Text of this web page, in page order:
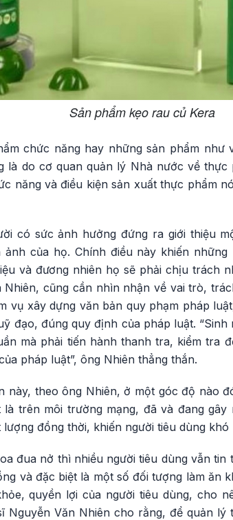
Sản phẩm kẹo rau củ Kera
chức năng hay những sản phẩm
là do cơ quan quản lý Nhà nước về
năng và điều kiện sản xuất thực phẩm
có sức ảnh hưởng đứng ra giới thiệu
của họ. Chính điều này khiến
và đương nhiên họ sẽ phải chịu trách
cũng cần nhìn nhận về vai trò,
vụ xây dựng văn bản quy phạm pháp
đạo, đúng quy định của pháp luật.
mà phải tiến hành thanh tra, kiểm tra
pháp luật”, ông Nhiên thẳng thắn.
này, theo ông Nhiên, ở một góc độ nào
trên môi trường mạng, đã và đang
đồng thời, khiến người tiêu dùng khó
đua nở thì nhiều người tiêu dùng vẫn
và đặc biệt là một số đối tượng làm ăn
quyền lợi của người tiêu dùng, cho
Nguyễn Văn Nhiên cho rằng, để quản